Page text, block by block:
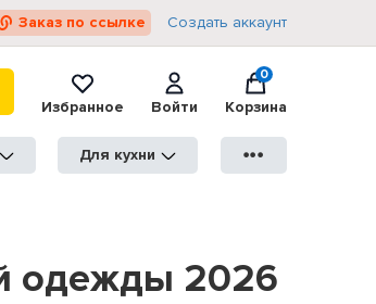
Заказ по ссылке Создать аккаунт
Избранное
Войти
0
Корзина
Для кухни ●●●
одежды 2026